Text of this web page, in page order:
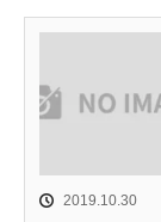
2019.10.30